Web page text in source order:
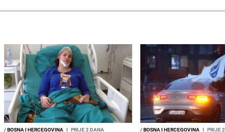
/BOSNA I HERCEGOVINA I PRIJE 2 DANA /BOSNA I HERCEGOVINA I PRIJE